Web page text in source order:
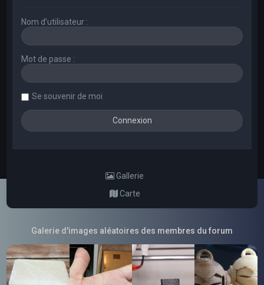
Nom d’utilisateur :
Mot de passe :
Se souvenir de moi
Gallerie
Carte
Galerie d'images aléatoires des membres du forum